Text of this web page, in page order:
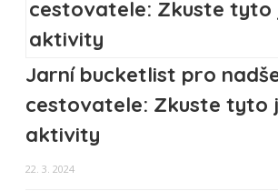
Jarní bucketlist pro
cestovatele: Zkuste tyto
aktivity
22. 3. 2024